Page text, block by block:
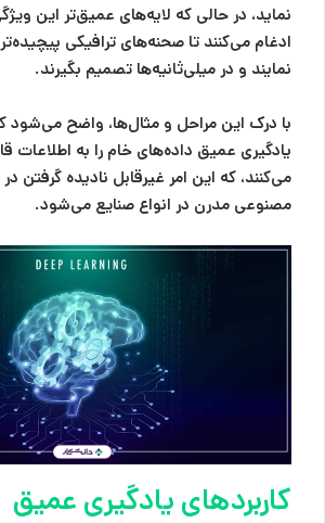
نماید، در حالی که لایه‌های عمیق‌تر این
ادغام می‌کنند تا صحنه‌های ترافیکی
نمایند و در میلی‌ثانیه‌ها تصمیم بگیرند.
با درک این مراحل و مثال‌ها، واضح
یادگیری عمیق داده‌های خام را به اطلاعات
می‌کنند، که این امر غیرقابل نادیده گرفتن
مصنوعی مدرن در انواع صنایع می‌شود.
کاربردهای یادگیری عمیق